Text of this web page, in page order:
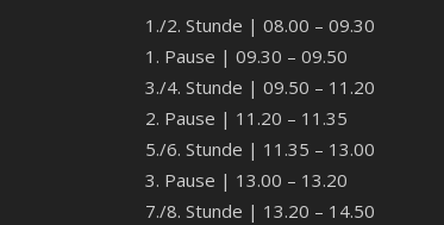
1./2. Stunde | 08.00 – 09.30
1. Pause | 09.30 – 09.50
3./4. Stunde | 09.50 – 11.20
2. Pause | 11.20 – 11.35
5./6. Stunde | 11.35 – 13.00
3. Pause | 13.00 – 13.20
7./8. Stunde | 13.20 – 14.50